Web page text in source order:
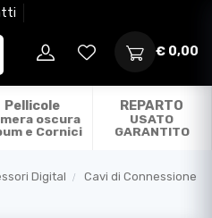
€ 0,00
Pellicole
oscura
e Cornici
REPARTO
USATO
GARANTITO
Digital Cavi di Connessione